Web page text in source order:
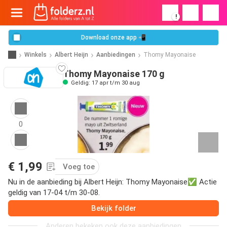
!
Download onze app 📲
Winkels Albert Heijn Aanbiedingen Thomy Mayonaise
Thomy Mayonaise 170 g
Geldig: 17 apr t/m 30 aug
0
€ 1,99
Voeg toe
Nu in de aanbieding bij Albert Heijn: Thomy Mayonaise✅ Actie
geldig van 17-04 t/m 30-08.
Bekijk folder